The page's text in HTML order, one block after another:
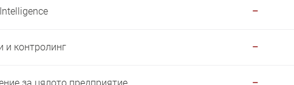
–
и контролинг –